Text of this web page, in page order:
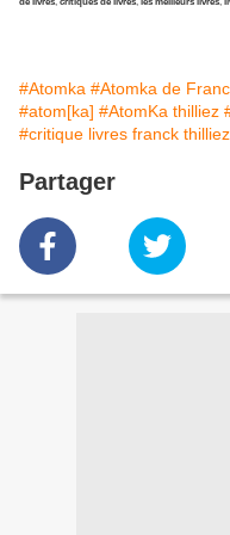
#Atomka #Atomka de
#atom[ka] #AtomKa thilliez
#critique livres franck thilliez
Partager